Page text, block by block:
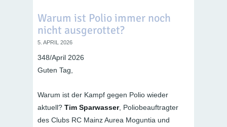
Warum ist Polio immer noch
nicht ausgerottet?
5. APRIL 2026
348/April 2026
Guten Tag,
Warum ist der Kampf gegen Polio wieder
aktuell? Tim Sparwasser, Poliobeauftragter
des Clubs RC Mainz Aurea Moguntia und